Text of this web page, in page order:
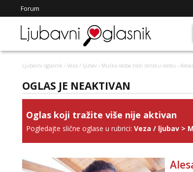
Forum
Ljubavni oglasnik › Veza / ljubav › Muška osoba traži žensku osobu ›
OGLAS JE NEAKTIVAN
Oglas koji tražite više nije aktivan
Pogledajte slične oglase u rubrici: Veza / ljubav >